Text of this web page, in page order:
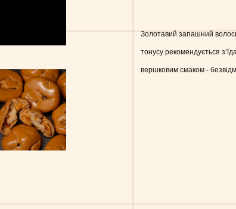
Золотавий запашний
тонусу рекомендується
вершковим смаком -